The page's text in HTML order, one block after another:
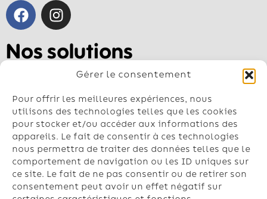
Gérer le consentement
Pour offrir les meilleures expériences, nous
utilisons des technologies telles que les cookies
pour stocker et/ou accéder aux informations des
appareils. Le fait de consentir à ces technologies
nous permettra de traiter des données telles que le
comportement de navigation ou les ID uniques sur
ce site. Le fait de ne pas consentir ou de retirer son
consentement peut avoir un effet négatif sur
Nos solutions
Pompe à chaleur air-air
Géothermie
Chauffe-eau
Climatisation
Contactez-nous
Nos conseillers vous répondent du lundi
au vendredi de 8h à 18h